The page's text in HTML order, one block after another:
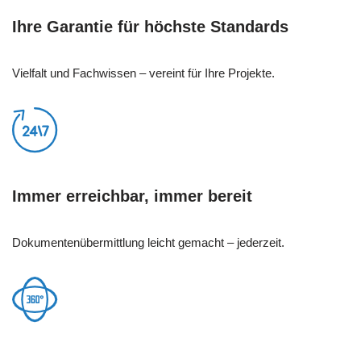
Ihre Garantie für höchste Standards
Vielfalt und Fachwissen – vereint für Ihre Projekte.
Immer erreichbar, immer bereit
Dokumentenübermittlung leicht gemacht – jederzeit.